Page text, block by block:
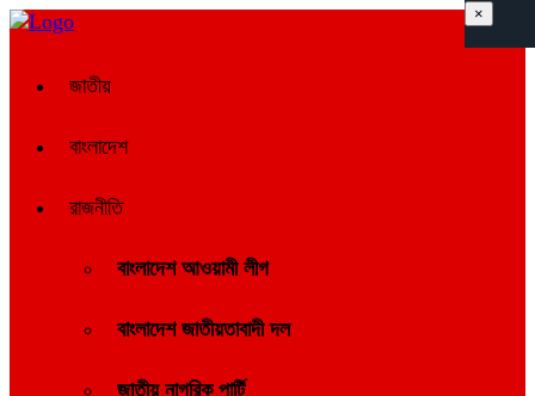
জাতীয়
বাংলাদেশ
রাজনীতি
বাংলাদেশ আওয়ামী লীগ
বাংলাদেশ জাতীয়তাবাদী দল
জাতীয় নাগরিক পার্টি
×